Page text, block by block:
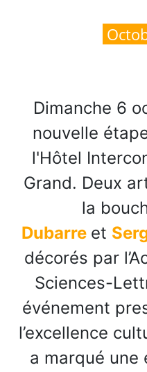
Dimanche 6
nouvelle
l'Hôtel
Grand. Deux
la
Dubarre et
décorés par
Sciences-
événement
l’excellence
a marqué